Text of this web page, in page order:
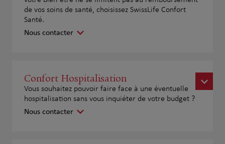
de vos soins de santé, choisissez SwissLife Confort
Santé.
Nous contacter
Confort Hospitalisation
Vous souhaitez pouvoir faire face à une éventuelle
hospitalisation sans vous inquiéter de votre budget ?
Nous contacter